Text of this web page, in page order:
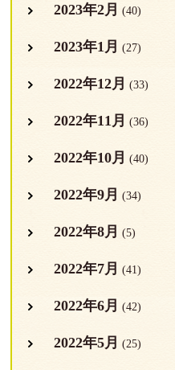
2023年2月 (40)
2023年1月 (27)
2022年12月 (33)
2022年11月 (36)
2022年10月 (40)
2022年9月 (34)
2022年8月 (5)
2022年7月 (41)
2022年6月 (42)
2022年5月 (25)